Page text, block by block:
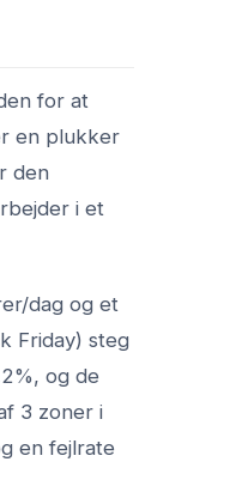
for at
en plukker
den
i et
dag og et
Friday) steg
og de
3 zoner i
en fejlrate